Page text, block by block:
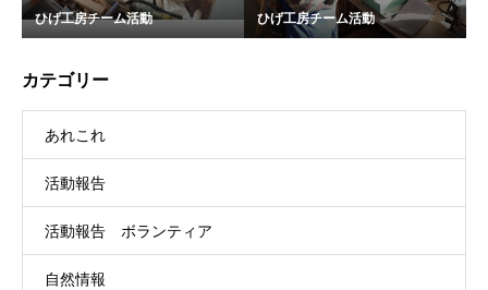
ひげ工房チーム活動 ひげ工房チーム活動
カテゴリー
あれこれ
活動報告
活動報告 ボランティア
自然情報